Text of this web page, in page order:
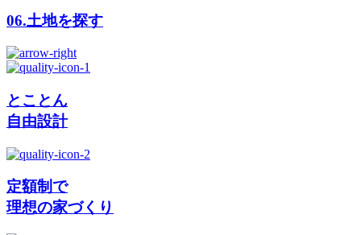
06.土地を探す
とことん
自由設計
定額制で
理想の家づくり